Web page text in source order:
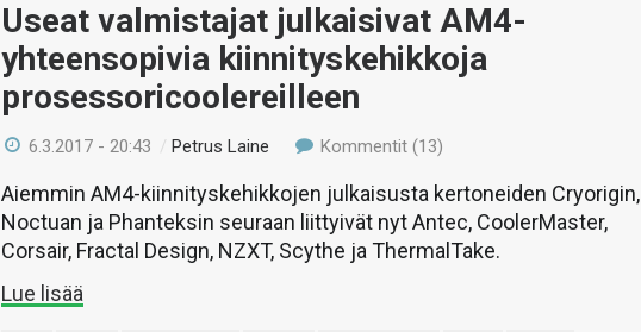
Useat valmistajat julkaisivat AM4-
yhteensopivia kiinnityskehikkoja
prosessoricoolereilleen
6.3.2017 - 20:43 /Petrus Laine Kommentit (13)
Aiemmin AM4-kiinnityskehikkojen julkaisusta kertoneiden Cryorigin,
Noctuan ja Phanteksin seuraan liittyivät nyt Antec, CoolerMaster,
Corsair, Fractal Design, NZXT, Scythe ja ThermalTake.
Lue lisää